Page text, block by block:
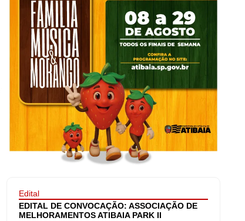
Edital
EDITAL DE CONVOCAÇÃO: ASSOCIAÇÃO DE
MELHORAMENTOS ATIBAIA PARK II